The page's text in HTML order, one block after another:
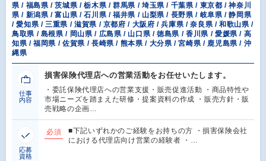
県 / 福島県 / 茨城県 / 栃木県 / 群馬県 / 埼玉県 / 千葉県 / 東京都 / 神奈川
県 / 新潟県 / 富山県 / 石川県 / 福井県 / 山梨県 / 長野県 / 岐阜県 / 静岡県
/ 愛知県 / 三重県 / 滋賀県 / 京都府 / 大阪府 / 兵庫県 / 奈良県 / 和歌山県 /
鳥取県 / 島根県 / 岡山県 / 広島県 / 山口県 / 徳島県 / 香川県 / 愛媛県 / 高
知県 / 福岡県 / 佐賀県 / 長崎県 / 熊本県 / 大分県 / 宮崎県 / 鹿児島県 / 沖
縄県
仕事
内容
損害保険代理店への営業活動をお任せいたします。
・委託保険代理店への営業支援・販売促進活動 ・商品特性や
市場ニーズを踏まえた研修・提案資料の作成 ・販売方針・販
売戦略の企画…
応募
資格
必須
■下記いずれかのご経験をお持ちの方 ・損害保険会社
における代理店向け営業の経験者 ・…